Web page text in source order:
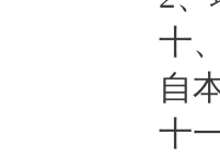
十
自
十